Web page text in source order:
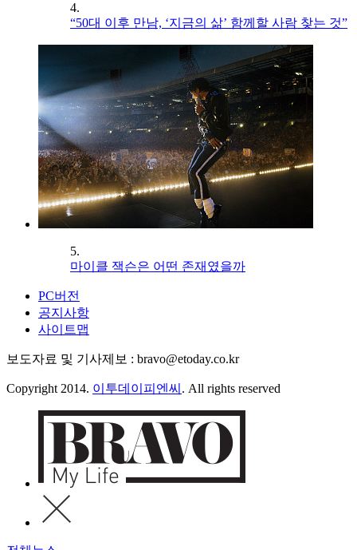
4.
“50대 이후 만남, ‘지금의 삶’ 함께할 사람 찾는 것”
5.
마이클 잭슨은 어떤 존재였을까
PC버전
공지사항
사이트맵
보도자료 및 기사제보 : bravo@etoday.co.kr
Copyright 2014. 이투데이피엔씨 . All rights reserved